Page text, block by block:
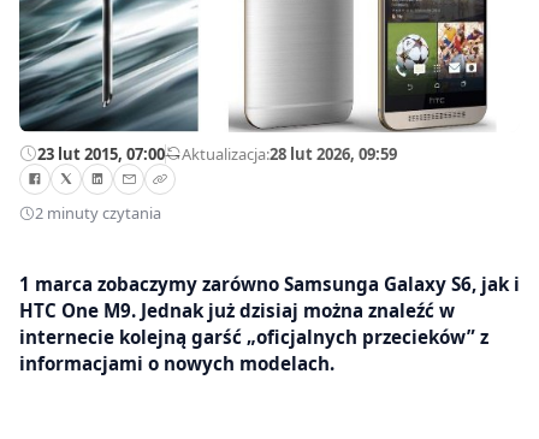
23 lut 2015, 07:00—Aktualizacja:28 lut 2026, 09:59
2 minuty czytania
1 marca zobaczymy zarówno Samsunga Galaxy S6, jak i
HTC One M9. Jednak już dzisiaj można znaleźć w
internecie kolejną garść „oficjalnych przecieków” z
informacjami o nowych modelach.